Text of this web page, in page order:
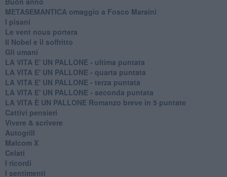
METASEMANTICA omaggio a Fosco Maraini
I pisani
Le vent nous portera
Il Nobel e il soffritto
Gli umani
LA VITA E' UN PALLONE - ultima puntata
LA VITA E' UN PALLONE - quarta puntata
LA VITA E' UN PALLONE - terza puntata
LA VITA E' UN PALLONE - seconda puntata
LA VITA È UN PALLONE Romanzo breve in 5 puntate
Cattivi pensieri
Vivere & scrivere
Autogrill
Malcom X
Celati
I ricordi
I sentimenti